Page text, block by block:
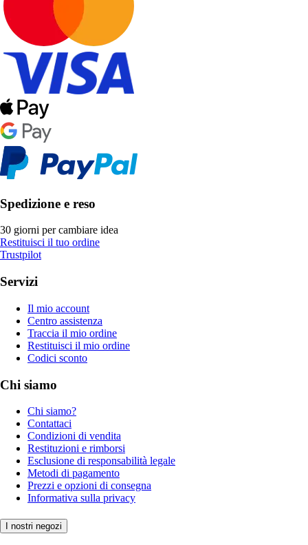
Spedizione e reso
30 giorni per cambiare idea
Restituisci il tuo ordine
Trustpilot
Servizi
Il mio account
Centro assistenza
Traccia il mio ordine
Restituisci il mio ordine
Codici sconto
Chi siamo
Chi siamo?
Contattaci
Condizioni di vendita
Restituzioni e rimborsi
Esclusione di responsabilità legale
Metodi di pagamento
Prezzi e opzioni di consegna
Informativa sulla privacy
I nostri negozi